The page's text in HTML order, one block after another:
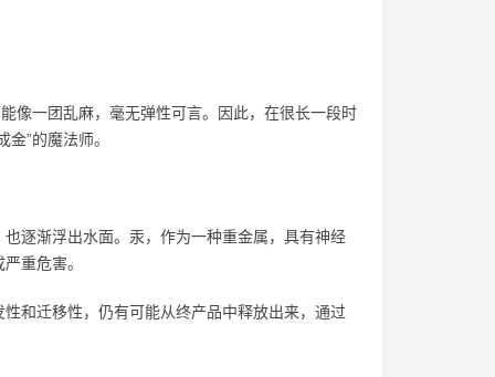
像一团乱麻，毫无弹性可言。因此，在很长一段时
”的魔法师。
逐渐浮出水面。汞，作为一种重金属，具有神经
重危害。
和迁移性，仍有可能从终产品中释放出来，通过